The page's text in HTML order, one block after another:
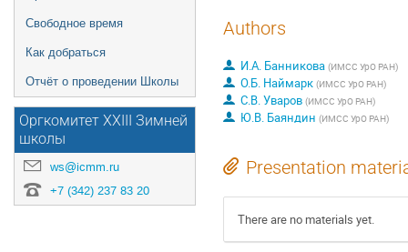
Свободное время
Как добраться
Отчёт о проведении Школы
Оргкомитет XXIII Зимней
школы
ws@icmm.ru
+7 (342) 237 83 20
Authors
И.А. Банникова (ИМСС УрО РАН)
О.Б. Наймарк (ИМСС УрО РАН)
С.В. Уваров (ИМСС УрО РАН)
Ю.В. Баяндин (ИМСС УрО РАН)
Presentation
There are no materials yet.